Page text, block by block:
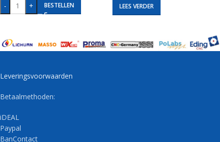
-
+ BESTELLEN LEES VERDER
Leveringsvoorwaarden
Betaalmethoden:
iDEAL
Paypal
BanContact